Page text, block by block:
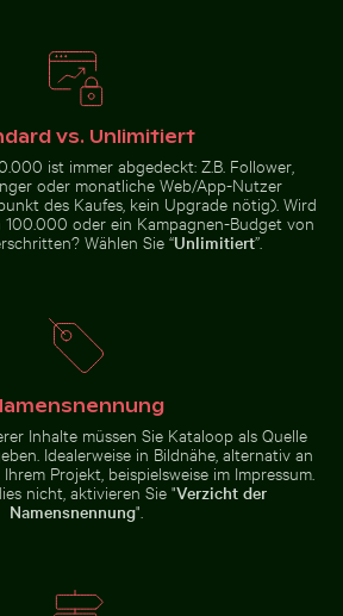
Elegante Schwäne
schwimmen in der Ostsee
mit Lichterkette im Vordergrund
vor Wohngebäude
Straßenlaterne vor Wohngebäude
Straßenbild mit festlichen
Spektakulärer Indoor-
im Flughafen Singapur Changi
vs. Unlimitiert
ist immer abgedeckt: Z.B. Follower,
oder monatliche Web/App-Nutzer
des Kaufes, kein Upgrade nötig). Wird
oder ein Kampagnen-Budget von
Wählen Sie “Unlimitiert”.
Inhalte müssen Sie Kataloop als Quelle
Idealerweise in Bildnähe, alternativ an
Projekt, beispielsweise im Impressum.
nicht, aktivieren Sie "Verzicht der
Namensnennung".